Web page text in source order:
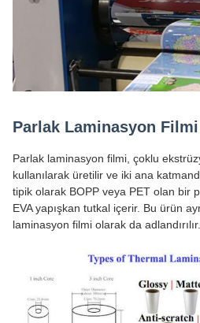
Parlak Laminasyon
Parlak laminasyon filmi, çoklu
kullanılarak üretilir ve iki ana
tipik olarak BOPP veya PET olan bir
EVA yapışkan tutkal içerir. Bu ürün
laminasyon filmi olarak da adlandırılır.